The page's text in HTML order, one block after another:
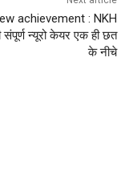
achievement : NKH
संपूर्ण न्यूरो केयर एक ही छत
के नीचे